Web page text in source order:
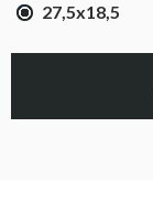
27,5x18,5